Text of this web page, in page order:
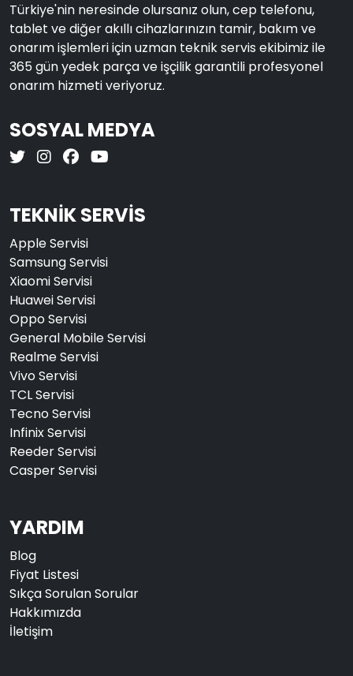
Türkiye'nin neresinde olursanız olun, cep telefonu,
tablet ve diğer akıllı cihazlarınızın tamir, bakım ve
onarım işlemleri için uzman teknik servis ekibimiz ile
365 gün yedek parça ve işçilik garantili profesyonel
onarım hizmeti veriyoruz.
SOSYAL MEDYA
TEKNİK SERVİS
Apple Servisi
Samsung Servisi
Xiaomi Servisi
Huawei Servisi
Oppo Servisi
General Mobile Servisi
Realme Servisi
Vivo Servisi
TCL Servisi
Tecno Servisi
Infinix Servisi
Reeder Servisi
Casper Servisi
YARDIM
Blog
Fiyat Listesi
Sıkça Sorulan Sorular
Hakkımızda
İletişim